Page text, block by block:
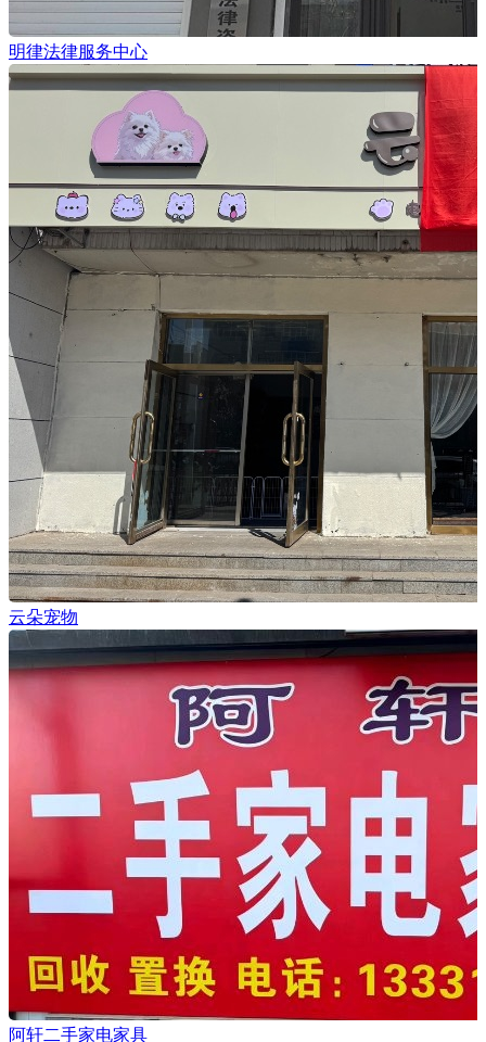
明律法律服务中心
云朵宠物
阿轩二手家电家具